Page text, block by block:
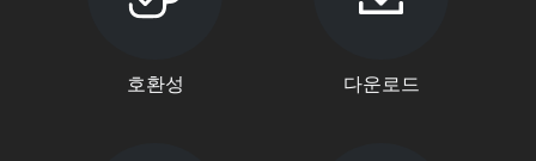
호환성 다운로드